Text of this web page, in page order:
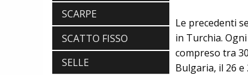
SCARPE
SCATTO FISSO
SELLE
PER DOMINARE LE VETTE PIU' DURE
SCARPE
Le precedenti
in Turchia.
compreso tra
Bulgaria, il 26